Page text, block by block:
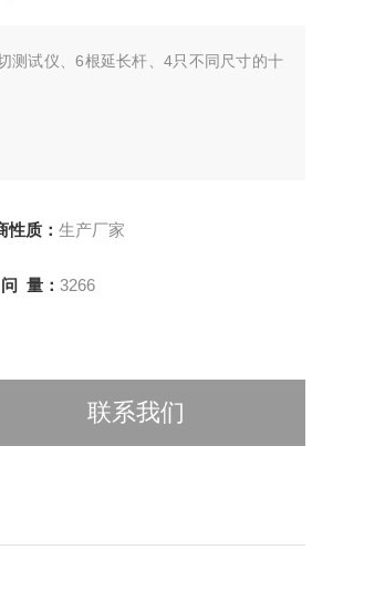
测试仪、6根延长杆、4只不同尺寸的十
性质： 生产厂家
量： 3266
联系我们